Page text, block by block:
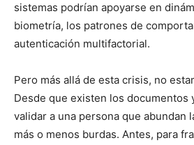
sistemas podrían apoyarse en
biometría, los patrones de
autenticación multifactorial.
Pero más allá de esta crisis, no
Desde que existen los documentos
validar a una persona que abundan
más o menos burdas. Antes, para